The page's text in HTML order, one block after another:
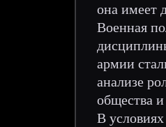
она имеет
Военная
армии
анализе
общества
В